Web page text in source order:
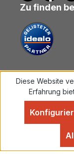
Zu finden
Alle Preise
Diese Website
Erfahrung